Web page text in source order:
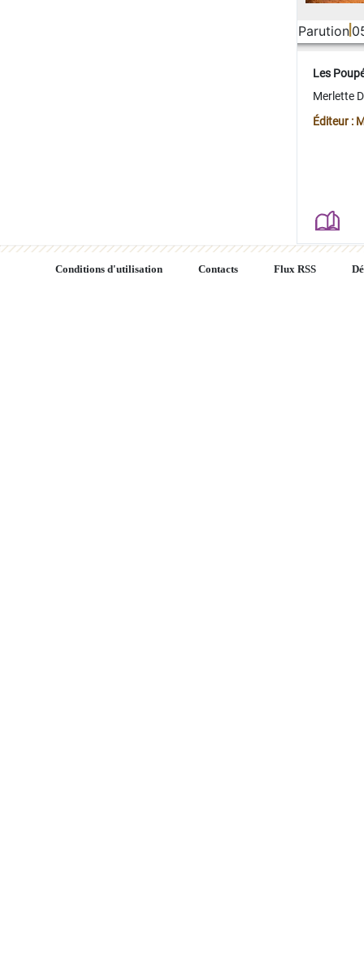
Parution
Les
Merlette
Éditeur :
Conditions d'utilisation Contacts Flux RSS